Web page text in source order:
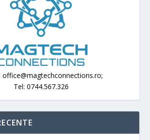
office@magtechconnections.ro;
Tel: 0744.567.326